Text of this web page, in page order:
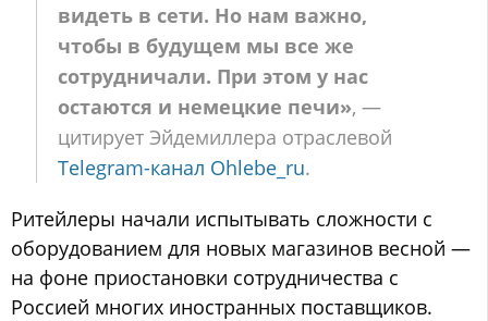
видеть в сети. Но нам важно,
чтобы в будущем мы все же
сотрудничали. При этом у нас
остаются и немецкие печи», —
цитирует Эйдемиллера отраслевой
Telegram-канал Ohlebe_ru.
Ритейлеры начали испытывать сложности с
оборудованием для новых магазинов весной —
на фоне приостановки сотрудничества с
Россией многих иностранных поставщиков.